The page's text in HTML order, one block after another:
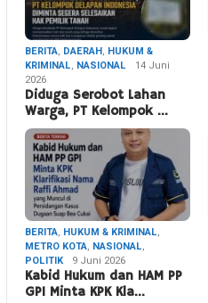
BERITA, DAERAH, HUKUM &
KRIMINAL, NASIONAL
14 Juni
2026
Diduga Serobot Lahan
Warga, PT Kelompok …
BERITA, HUKUM & KRIMINAL,
METRO KOTA, NASIONAL,
POLITIK
9 Juni 2026
Kabid Hukum dan HAM PP
GPI Minta KPK Kla…